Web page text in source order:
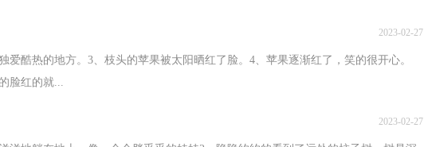
2023-02-27
爱酷热的地方。3、枝头的苹果被太阳晒红了脸。4、苹果逐渐红了，笑的很开心。
脸红的就...
2023-02-27